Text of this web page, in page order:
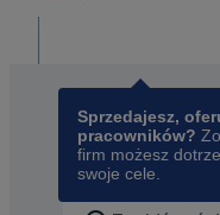
Sprzedajesz,
pracowników?
firm możesz
swoje cele.